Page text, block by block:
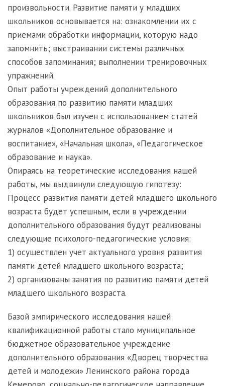
произвольности. Развитие памяти у младших
школьников основывается на: ознакомлении их с
приемами обработки информации, которую надо
запомнить; выстраивании системы различных
способов запоминания; выполнении тренировочных
упражнений.
Опыт работы учреждений дополнительного
образования по развитию памяти младших
школьников был изучен с использованием статей
журналов «Дополнительное образование и
воспитание», «Начальная школа», «Педагогическое
образование и наука».
Опираясь на теоретические исследования нашей
работы, мы выдвинули следующую гипотезу:
Процесс развития памяти детей младшего школьного
возраста будет успешным, если в учреждении
дополнительного образования будут реализованы
следующие психолого-педагогические условия:
1) осуществлен учет актуального уровня развития
памяти детей младшего школьного возраста;
2) организованы занятия по развитию памяти детей
младшего школьного возраста.
Базой эмпирического исследования нашей
квалификационной работы стало муниципальное
бюджетное образовательное учреждение
дополнительного образования «Дворец творчества
детей и молодежи» Ленинского района города